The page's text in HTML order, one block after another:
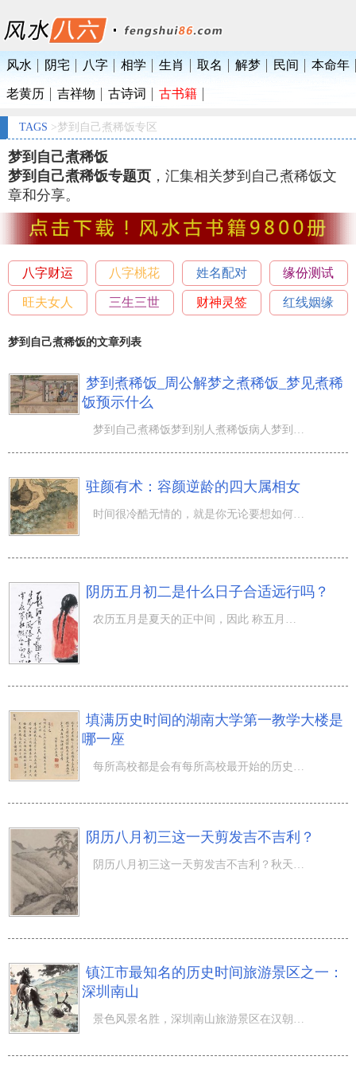
风水 阴宅 八字 相学 生肖 取名 解梦 民间 本命年
老黄历 吉祥物 古诗词 古书籍
TAGS >梦到自己煮稀饭专区
梦到自己煮稀饭
梦到自己煮稀饭专题页 ，汇集相关梦到自己煮稀饭文
章和分享。
八字财运 八字桃花 姓名配对 缘份测试
旺夫女人 三生三世 财神灵签 红线姻缘
梦到自己煮稀饭的文章列表
梦到煮稀饭_周公解梦之煮稀饭_梦见煮稀
饭预示什么
梦到自己煮稀饭梦到别人煮稀饭病人梦到自己煮稀饭到煮稀饭梦乞粥食梦到稀饭梦到火熄灭。...
驻颜有术：容颜逆龄的四大属相女
时间很冷酷无情的，就是你无论要想如何躲避，最终都发觉躲避不上，只可以英勇的去应对它。時间会令人衰老变
阴历五月初二是什么日子合适远行吗？
填满历史时间的湖南大学第一教学大楼是
哪一座
每所高校都是会有每所高校最开始的历史建筑，那麼在湖南大学，第一教学大楼是哪一座，它又有哪些的历史时间
阴历八月初三这一天剪发吉不吉利？
阴历八月初三这一天剪发吉不吉利？秋天是丰收的季节，农历八月一到，秋意浓浓就慢慢浓郁了起來。在那么幸福
镇江市最知名的历史时间旅游景区之一：
深圳南山
景色风景名胜，深圳南山旅游景区在汉朝至明朝为全盛时期，六朝后，各代文士名仕曾在这里定居，游玩，留有了